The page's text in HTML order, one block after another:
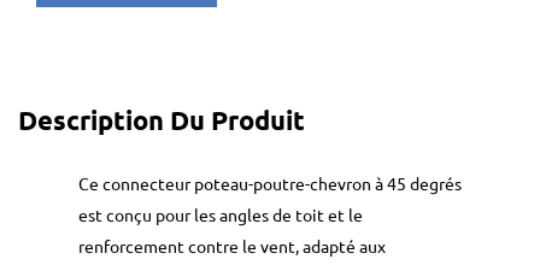
Description Du Produit
Ce connecteur poteau-poutre-chevron à 45 degrés
est conçu pour les angles de toit et le
renforcement contre le vent, adapté aux